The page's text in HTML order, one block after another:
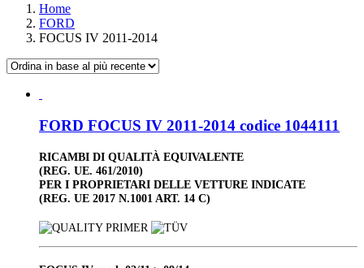
Home
FORD
FOCUS IV 2011-2014
FORD FOCUS IV 2011-2014 codice 1044111
RICAMBI DI QUALITÀ EQUIVALENTE
(REG. UE. 461/2010)
PER I PROPRIETARI DELLE VETTURE INDICATE
(REG. UE 2017 N.1001 ART. 14 C)